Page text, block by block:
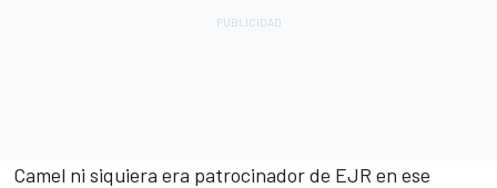
Camel ni siquiera era patrocinador de EJR en ese